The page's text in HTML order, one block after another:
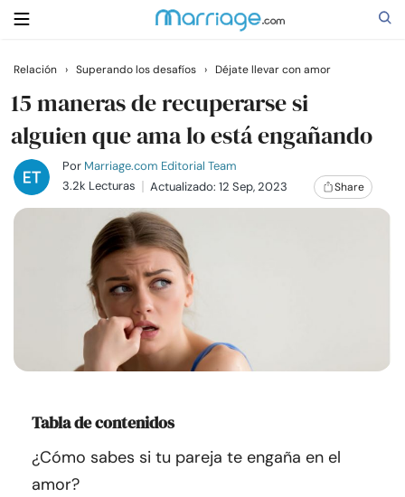
Buscar
Casarse
Relaciones
Cursos
Recursos
Comunidad
Relación › Superando los desafíos › Déjate llevar con amor
15 maneras de recuperarse si
alguien que ama lo está engañando
Por Marriage.com Editorial Team
3.2k Lecturas
Actualizado: 12 Sep, 2023 Share
Tabla de contenidos
¿Cómo sabes si tu pareja te engaña en el
amor?